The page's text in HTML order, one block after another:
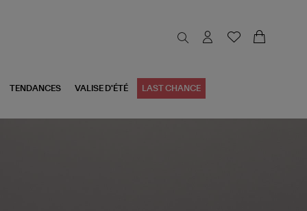
TENDANCES VALISE D'ÉTÉ LAST CHANCE